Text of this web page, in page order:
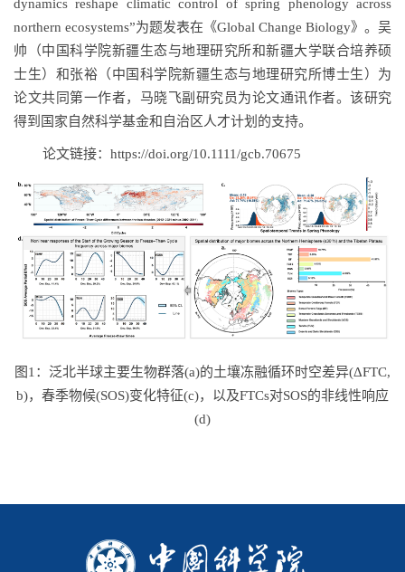
dynamics reshape climatic control of spring phenology across
northern ecosystems”为题发表在《Global Change Biology》。吴
帅（中国科学院新疆生态与地理研究所和新疆大学联合培养硕
士生）和张裕（中国科学院新疆生态与地理研究所博士生）为
论文共同第一作者，马晓飞副研究员为论文通讯作者。该研究
得到国家自然科学基金和自治区人才计划的支持。
论文链接：https://doi.org/10.1111/gcb.70675
图1：泛北半球主要生物群落(a)的土壤冻融循环时空差异(ΔFTC,
b)，春季物候(SOS)变化特征(c)，以及FTCs对SOS的非线性响应
(d)